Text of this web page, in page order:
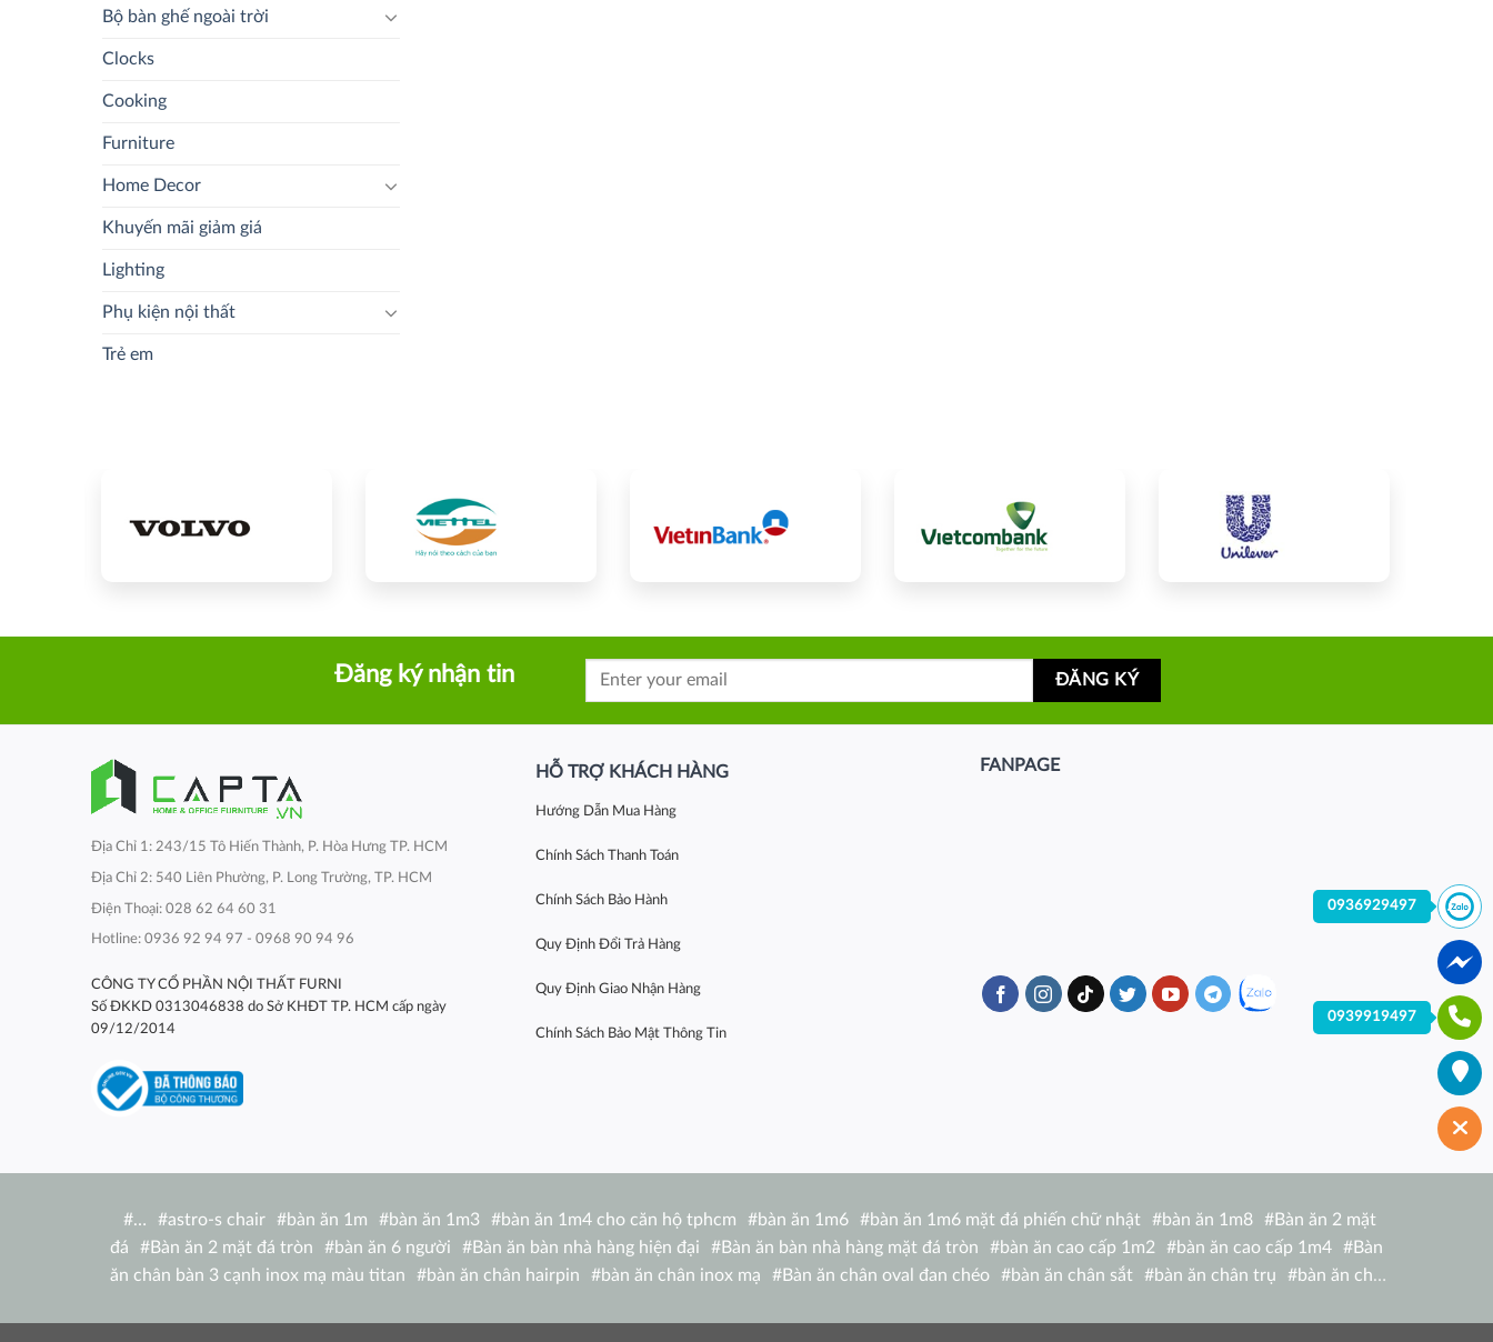
Bộ bàn ghế ngoài trời
Clocks
Cooking
Furniture
Home Decor
Khuyến mãi giảm giá
Lighting
Phụ kiện nội thất
Trẻ em
Đăng ký nhận tin
Địa Chỉ 1: 243/15 Tô Hiến Thành, P. Hòa Hưng TP. HCM
Địa Chỉ 2: 540 Liên Phường, P. Long Trường, TP. HCM
Điện Thoại: 028 62 64 60 31
Hotline: 0936 92 94 97 - 0968 90 94 96
CÔNG TY CỔ PHẦN NỘI THẤT FURNI
Số ĐKKD 0313046838 do Sở KHĐT TP. HCM cấp ngày
09/12/2014
HỖ TRỢ KHÁCH HÀNG
Hướng Dẫn Mua Hàng
Chính Sách Thanh Toán
Chính Sách Bảo Hành
Quy Định Đổi Trả Hàng
Quy Định Giao Nhận Hàng
Chính Sách Bảo Mật Thông Tin
FANPAGE
#… #astro-s chair #bàn ăn 1m #bàn ăn 1m3 #bàn ăn 1m4 cho căn hộ tphcm #bàn ăn 1m6 #bàn ăn 1m6 mặt đá phiến chữ nhật #bàn ăn 1m8 #Bàn ăn 2 mặt
đá
#Bàn ăn 2 mặt đá tròn #bàn ăn 6 người #Bàn ăn bàn nhà hàng hiện đại #Bàn ăn bàn nhà hàng mặt đá tròn #bàn ăn cao cấp 1m2 #bàn ăn cao cấp 1m4 #Bàn
ăn chân bàn 3 cạnh inox mạ màu titan
#bàn ăn chân hairpin #bàn ăn chân inox mạ #Bàn ăn chân oval đan chéo #bàn ăn chân sắt #bàn ăn chân trụ #bàn ăn chữ
0936929497
0939919497